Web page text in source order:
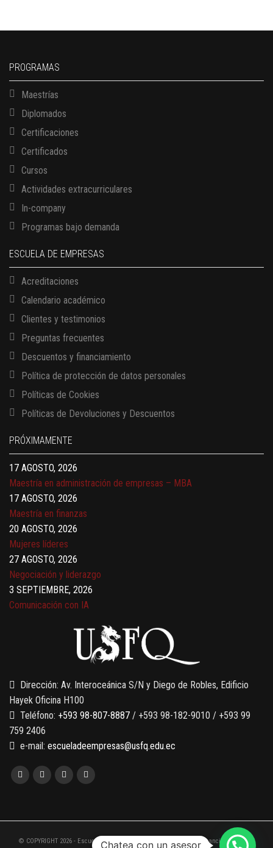
PROGRAMAS
Maestrías
Diplomados
Certificaciones
Certificados
Cursos
Actividades extracurriculares
In-company
Programas bajo demanda
ESCUELA DE EMPRESAS
Acreditaciones
Calendario académico
Clientes y testimonios
Preguntas frecuentes
Descuentos y financiamiento
Política de protección de datos personales
Políticas de Cookies
Políticas de Devoluciones y Descuentos
PRÓXIMAMENTE
13 AGOSTO, 2026
17 AGOSTO, 2026
Gerencia de empresas familiares
17 AGOSTO, 2026
Maestría en administración de empresas – MBA
17 AGOSTO, 2026
Maestría en finanzas
20 AGOSTO, 2026
Mujeres líderes
27 AGOSTO, 2026
Negociación y liderazgo
3 SEPTIEMBRE, 2026
Comunicación con IA
Gobernanza de datos
13 AGOSTO, 2026
Finanzas para no financieros
Dirección: Av. Interoceánica S/N y Diego de Robles, Edificio
Hayek Oficina H100
Teléfono: +593 98-807-8887 / +593 98-182-9010 / +593 99
759 2406
e-mail: escueladeempresas@usfq.edu.ec
© COPYRIGHT 2026 - Escuela de Empresas de la Universidad San Francisco de Quito
Chatea con un asesor